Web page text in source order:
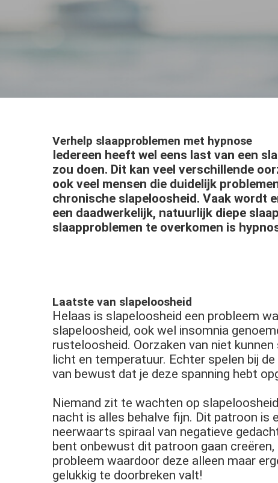
Verhelp slaapproblemen met hypnose
Iedereen heeft wel eens last van een
zou doen. Dit kan veel verschillende
ook veel mensen die duidelijk
chronische slapeloosheid. Vaak wordt
een daadwerkelijk, natuurlijk diepe
slaapproblemen te overkomen is
Laatste van slapeloosheid
Helaas is slapeloosheid een probleem
slapeloosheid, ook wel insomnia
rusteloosheid. Oorzaken van niet
licht en temperatuur. Echter spelen bij
van bewust dat je deze spanning hebt
Niemand zit te wachten op
nacht is alles behalve fijn. Dit patroon is
neerwaarts spiraal van negatieve
bent onbewust dit patroon gaan
probleem waardoor deze alleen maar
gelukkig te doorbreken valt!